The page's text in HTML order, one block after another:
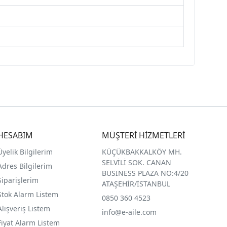
Bilgilerim
Bilgilerim
Alarm Listem
Listem
Alarm Listem
MÜŞTERİ HİZMETLERİ
KÜÇÜKBAKKALKÖY MH.
SELVİLİ SOK. CANAN
BUSINESS PLAZA NO:4/20
ATAŞEHİR/İSTANBUL
0850 360 4523
info@e-aile.com